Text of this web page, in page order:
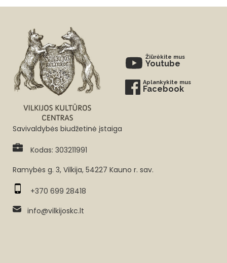
Žiūrėkite mus
Youtube
Aplankykite mus
Facebook
Savivaldybės biudžetinė įstaiga
Kodas: 303211991
Ramybės g. 3, Vilkija, 54227 Kauno r. sav.
+370 699 28418
info@vilkijoskc.lt